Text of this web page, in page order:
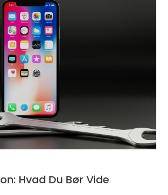
Hvad Du Bør Vide